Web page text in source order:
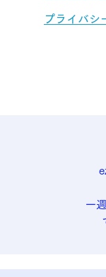
プライバシ
一